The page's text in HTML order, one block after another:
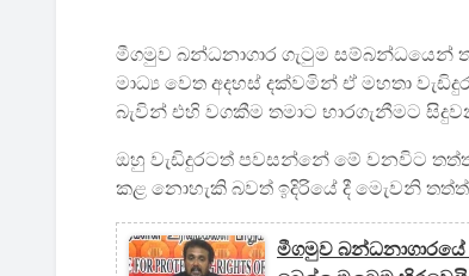
මීගමුව බන්ධනාගාර ගැටුම සම්බන්ධයෙන්
මාධ්‍ය වෙත අදහස් දක්වමින් ඒ මහතා
බැවින් එහි වගකීම තමාට භාරගැනීමට
ඔහු වැඩිදුරටත් පවසන්නේ මේ වනවිට
කළ නොහැකි බවත් ඉදිරියේ දී මෙැවනි
මීගමුව